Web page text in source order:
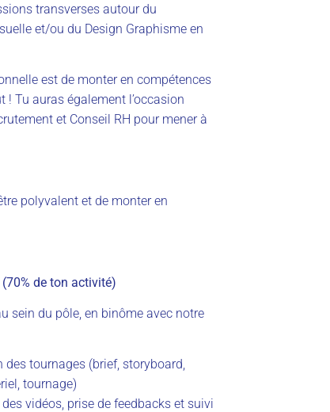
transverses autour du
et/ou du Design Graphisme en
est de monter en compétences
! Tu auras également l’occasion
et Conseil RH pour mener à
polyvalent et de monter en
de ton activité)
sein du pôle, en binôme avec notre
des tournages (brief, storyboard,
tournage)
des vidéos, prise de feedbacks et suivi